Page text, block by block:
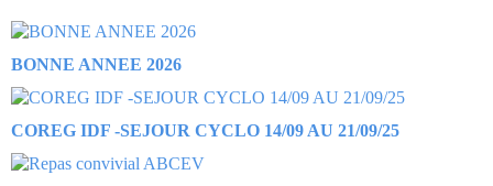
BONNE ANNEE 2026
COREG IDF -SEJOUR CYCLO 14/09 AU 21/09/25